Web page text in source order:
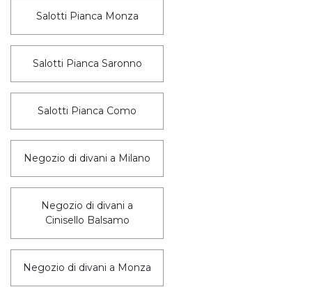
Salotti Pianca Monza
Salotti Pianca Saronno
Salotti Pianca Como
Negozio di divani a Milano
Negozio di divani a
Cinisello Balsamo
Negozio di divani a Monza